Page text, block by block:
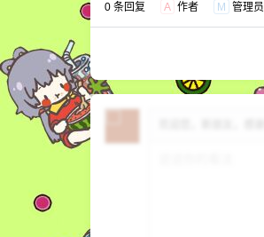
0 条回复 A 作者 M 管理员